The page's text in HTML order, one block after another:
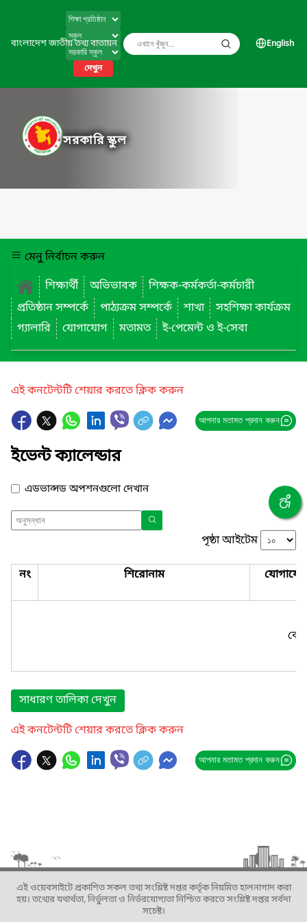
বাংলাদেশ জাতীয় তথ্য বাতায়ন
দেখুন
English
সরকারি স্কুল
মেনু নির্বাচন করুন
শিক্ষার্থী
অভিভাবক
শিক্ষক-কর্মকর্তা-কর্মচারী
প্রতিষ্ঠান সম্পর্কে
পাঠ্যক্রম সম্পর্কে শাখা
সহশিক্ষা কার্যক্রম
গ্যালারি
যোগাযোগ মতামত ই-পেমেন্ট ও ই-সেবা
এই কনটেন্টটি শেয়ার করতে ক্লিক করুন
আপনার মতামত প্রদান করুন
ইভেন্ট ক্যালেন্ডার
এডভান্সড অপশনগুলো দেখান
পৃষ্ঠা আইটেম
নং শিরোনাম
সাধারণ তালিকা দেখুন
এই কনটেন্টটি শেয়ার করতে ক্লিক করুন
আপনার মতামত প্রদান করুন
এই ওয়েবসাইটে প্রকাশিত সকল তথ্য সংশ্লিষ্ট দপ্তর কর্তৃক নিয়মিত হালনাগাদ করা
হয়। তথ্যের যথার্থতা, নির্ভুলতা ও নির্ভরযোগ্যতা নিশ্চিত করতে সংশ্লিষ্ট দপ্তর সর্বদা
সচেষ্ট।